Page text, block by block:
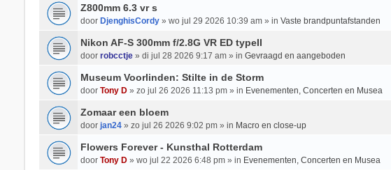
Z800mm 6.3 vr s
door DjenghisCordy» wo jul 29 2026 10:39 am » in Vaste brandpuntafstanden
Nikon AF-S 300mm f/2.8G VR ED typeII
door robcctje» di jul 28 2026 9:17 am » in Gevraagd en aangeboden
Museum Voorlinden: Stilte in de Storm
door Tony D» zo jul 26 2026 11:13 pm » in Evenementen, Concerten en Musea
Zomaar een bloem
door jan24» zo jul 26 2026 9:02 pm » in Macro en close-up
Flowers Forever - Kunsthal Rotterdam
door Tony D» wo jul 22 2026 6:48 pm » in Evenementen, Concerten en Musea